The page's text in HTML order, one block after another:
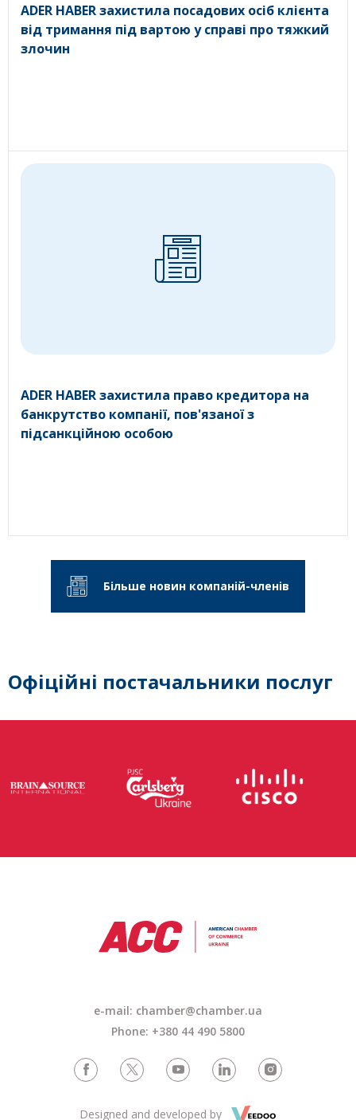
ADER HABER захистила посадових осіб клієнта
від тримання під вартою у справі про тяжкий
злочин
ADER HABER захистила право кредитора на
банкрутство компанії, пов'язаної з
підсанкційною особою
Більше новин компаній-членів
Офіційні постачальники послуг
e-mail: chamber@chamber.ua
Phone: +380 44 490 5800
Designed and developed by